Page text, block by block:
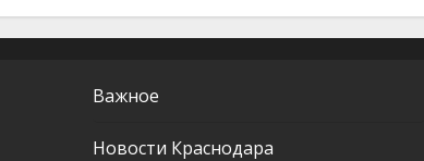
Важное
Новости Краснодара